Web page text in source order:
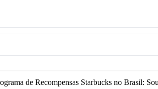
de Recompensas Starbucks no Brasil: